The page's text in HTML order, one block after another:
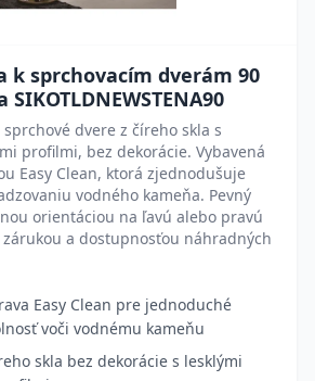
k sprchovacím dverám 90
SIKOTLDNEWSTENA90
dvere z číreho skla s
profilmi, bez dekorácie. Vybavená
Easy Clean, ktorá zjednodušuje
vodného kameňa. Pevný
orientáciou na ľavú alebo pravú
a dostupnosťou náhradných
Easy Clean pre jednoduché
voči vodnému kameňu
skla bez dekorácie s lesklými